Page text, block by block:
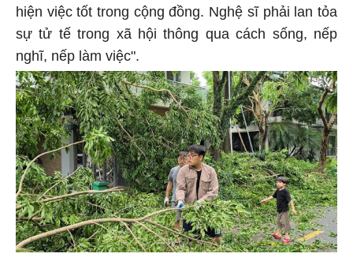
hiện việc tốt trong cộng đồng. Nghệ sĩ phải lan tỏa
sự tử tế trong xã hội thông qua cách sống, nếp
nghĩ, nếp làm việc".